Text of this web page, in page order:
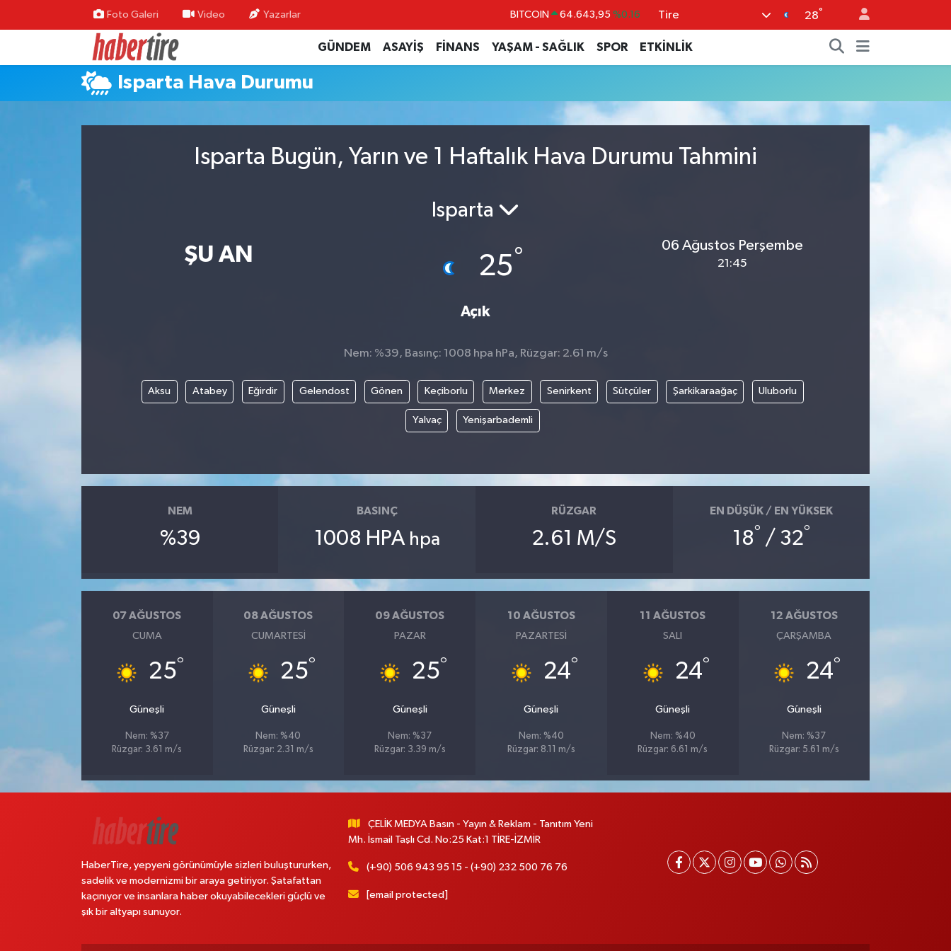
Foto Galeri Video Yazarlar BITCOIN 64.643,95 %0.16
DOLAR 47,6006 %0.06
EURO 55,0250 %0.02
6500.87 %0.12
Tire 28°
GÜNDEM ASAYİŞ FİNANS YAŞAM - SAĞLIK SPOR ETKİNLİK
Isparta Hava Durumu
Isparta Bugün, Yarın ve 1 Haftalık Hava Durumu Tahmini
ŞU AN
Isparta
25°
Açık
06 Ağustos Perşembe
21:45
Nem: %39, Basınç: 1008 hpa hPa, Rüzgar: 2.61 m/s
Aksu Atabey Eğirdir Gelendost Gönen Keçiborlu Merkez Senirkent Sütçüler Şarkikaraağaç Uluborlu
Yalvaç Yenişarbademli
NEM
%39
BASINÇ
1008 HPA hpa
RÜZGAR
2.61 M/S
EN DÜŞÜK / EN YÜKSEK
18° / 32°
07 AĞUSTOS
CUMA
25°
Güneşli
Nem: %37
Rüzgar: 3.61 m/s
08 AĞUSTOS
CUMARTESI
25°
Güneşli
Nem: %40
Rüzgar: 2.31 m/s
09 AĞUSTOS
PAZAR
25°
Güneşli
Nem: %37
Rüzgar: 3.39 m/s
10 AĞUSTOS
PAZARTESI
24°
Güneşli
Nem: %40
Rüzgar: 8.11 m/s
11 AĞUSTOS
SALI
24°
Güneşli
Nem: %40
Rüzgar: 6.61 m/s
12 AĞUSTOS
ÇARŞAMBA
24°
Güneşli
Nem: %37
Rüzgar: 5.61 m/s
HaberTire, yepyeni görünümüyle sizleri buluştururken,
sadelik ve modernizmi bir araya getiriyor. Şatafattan
kaçınıyor ve insanlara haber okuyabilecekleri güçlü ve
şık bir altyapı sunuyor.
ÇELİK MEDYA Basın - Yayın & Reklam - Tanıtım Yeni
Mh. İsmail Taşlı Cd. No:25 Kat:1 TİRE-İZMİR
(+90) 506 943 95 15 - (+90) 232 500 76 76
[email protected]
Tire Nöbetçi Eczaneler
Tire Hava Durumu
Tire Trafik Yoğunluk Haritası
Süper Lig Puan Durumu ve Fikstür